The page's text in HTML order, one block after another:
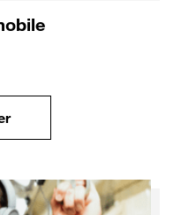
pour Utiliser le wifi sur